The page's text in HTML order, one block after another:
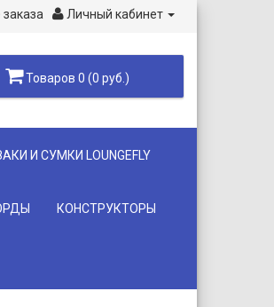
Личный кабинет
Товаров 0 (0 руб.)
И СУМКИ LOUNGEFLY
КОНСТРУКТОРЫ